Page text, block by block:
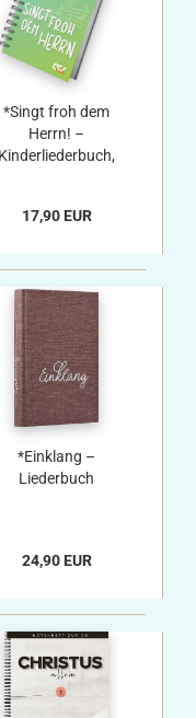
*Singt froh dem
Herrn! –
Kinderliederbuch,
17,90 EUR
*Einklang –
Liederbuch
24,90 EUR